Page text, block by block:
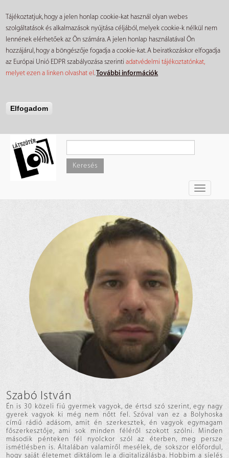
Tájékoztatjuk, hogy a jelen honlap cookie-kat használ olyan webes
szolgáltatások és alkalmazások nyújtása céljából, melyek cookie-k nélkül nem
lennének elérhetőek az Ön számára. A jelen honlap használatával Ön
hozzájárul, hogy a böngészője fogadja a cookie-kat. A beiratkozáskor elfogadja
az Európai Unió EDPR szabályozása szerintiadatvédelmi tájékoztatónkat,
melyet ezen a linken olvashat el.További információk
Elfogadom
tartalomra
Keresés
Toggle
Szabó István
Én is 30 közeli fiú gyermek vagyok, de értsd szó szerint, egy nagy
gyerek vagyok ki még nem nőtt fel. Szóval van ez a Bolyhoska
című rádió adásom, amit én szerkesztek, én vagyok egymagam
főszerkesztője, ami sok minden féléről szokott szólni. Minden
második pénteken fél nyolckor szól az éterben, meg persze
ismétlésben is. Általában valamiről mesélek, de sokszor előfordul,
hogy saját életemet diktálom le a digitalizálásba. Hobbim a síelés